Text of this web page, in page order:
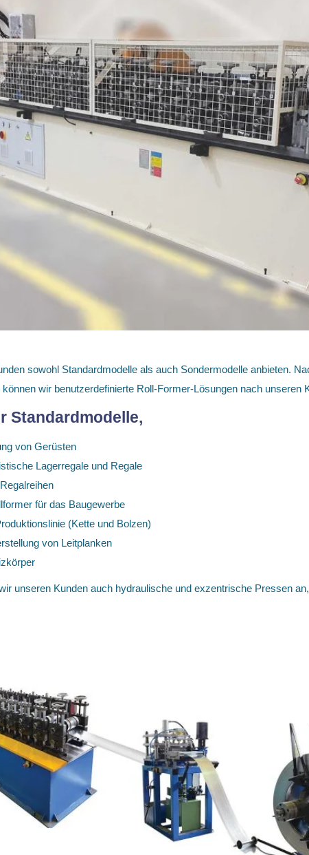
sowohl Standardmodelle als auch Sondermodelle anbieten.
wir benutzerdefinierte Roll-Former-Lösungen nach
Standardmodelle,
von Gerüsten
Lagerregale und Regale
für das Baugewerbe
(Kette und Bolzen)
von Leitplanken
unseren Kunden auch hydraulische und exzentrische Pressen